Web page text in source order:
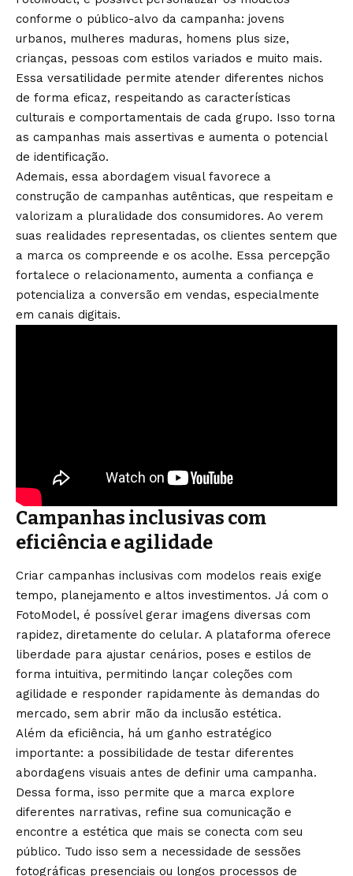
conforme o público-alvo da campanha: jovens
urbanos, mulheres maduras, homens plus size,
crianças, pessoas com estilos variados e muito mais.
Essa versatilidade permite atender diferentes nichos
de forma eficaz, respeitando as características
culturais e comportamentais de cada grupo. Isso torna
as campanhas mais assertivas e aumenta o potencial
de identificação.
Ademais, essa abordagem visual favorece a
construção de campanhas autênticas, que respeitam e
valorizam a pluralidade dos consumidores. Ao verem
suas realidades representadas, os clientes sentem que
a marca os compreende e os acolhe. Essa percepção
fortalece o relacionamento, aumenta a confiança e
potencializa a conversão em vendas, especialmente
em canais digitais.
Campanhas inclusivas com
eficiência e agilidade
Criar campanhas inclusivas com modelos reais exige
tempo, planejamento e altos investimentos. Já com o
FotoModel, é possível gerar imagens diversas com
rapidez, diretamente do celular. A plataforma oferece
liberdade para ajustar cenários, poses e estilos de
forma intuitiva, permitindo lançar coleções com
agilidade e responder rapidamente às demandas do
mercado, sem abrir mão da inclusão estética.
Além da eficiência, há um ganho estratégico
importante: a possibilidade de testar diferentes
abordagens visuais antes de definir uma campanha.
Dessa forma, isso permite que a marca explore
diferentes narrativas, refine sua comunicação e
encontre a estética que mais se conecta com seu
público. Tudo isso sem a necessidade de sessões
fotográficas presenciais ou longos processos de